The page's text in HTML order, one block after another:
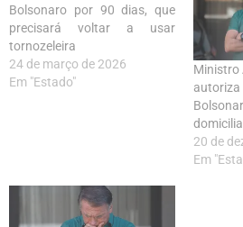
Bolsonaro por 90 dias, que
precisará voltar a usar
tornozeleira
24 de março de 2026
Em "Estado"
Ministro
20 de
Em